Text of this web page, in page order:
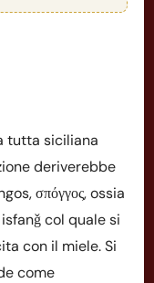
tutta siciliana
deriverebbe
σπόγγος, ossia
con il miele. Si
come